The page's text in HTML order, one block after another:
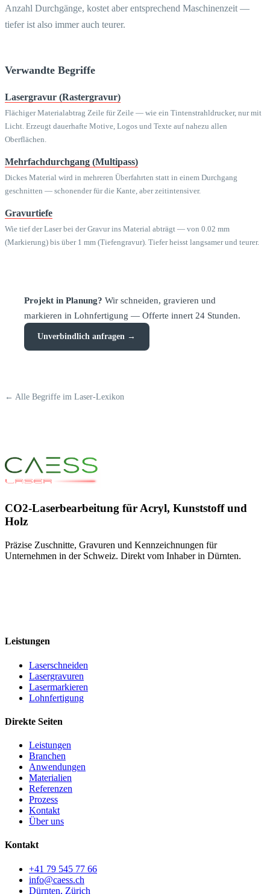
Anzahl Durchgänge, kostet aber entsprechend Maschinenzeit —
tiefer ist also immer auch teurer.
Verwandte Begriffe
Lasergravur (Rastergravur)
Flächiger Materialabtrag Zeile für Zeile — wie ein Tintenstrahldrucker, nur mit
Licht. Erzeugt dauerhafte Motive, Logos und Texte auf nahezu allen
Oberflächen.
Mehrfachdurchgang (Multipass)
Dickes Material wird in mehreren Überfahrten statt in einem Durchgang
geschnitten — schonender für die Kante, aber zeitintensiver.
Gravurtiefe
Wie tief der Laser bei der Gravur ins Material abträgt — von 0.02 mm
(Markierung) bis über 1 mm (Tiefengravur). Tiefer heisst langsamer und teurer.
Projekt in Planung? Wir schneiden, gravieren und
markieren in Lohnfertigung — Offerte innert 24 Stunden.
Unverbindlich anfragen →
← Alle Begriffe im Laser-Lexikon
CO2-Laserbearbeitung für Acryl, Kunststoff und
Holz
Präzise Zuschnitte, Gravuren und Kennzeichnungen für
Unternehmen in der Schweiz. Direkt vom Inhaber in Dürnten.
Leistungen
Laserschneiden
Lasergravuren
Lasermarkieren
Lohnfertigung
Direkte Seiten
Leistungen
Branchen
Anwendungen
Materialien
Referenzen
Prozess
Kontakt
Über uns
Kontakt
+41 79 545 77 66
info@caess.ch
Dürnten, Zürich